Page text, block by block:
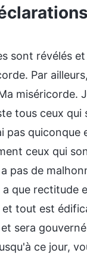
sont révélés
Par
miséricorde.
tous ceux
pas quiconque
ceux qui
pas de
que rectitude
et tout est
sera
ce jour,